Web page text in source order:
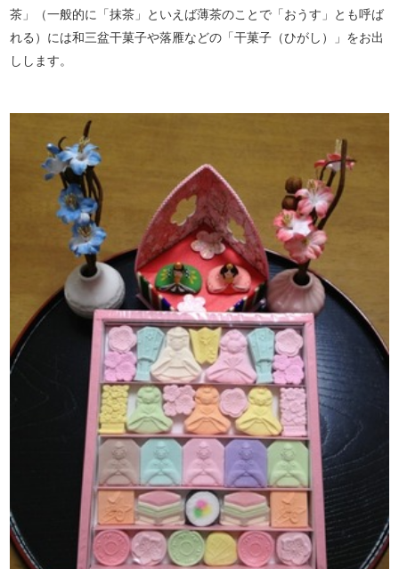
茶」（一般的に「抹茶」といえば薄茶のことで「おうす」とも呼ば
れる）には和三盆干菓子や落雁などの「干菓子（ひがし）」をお出
しします。